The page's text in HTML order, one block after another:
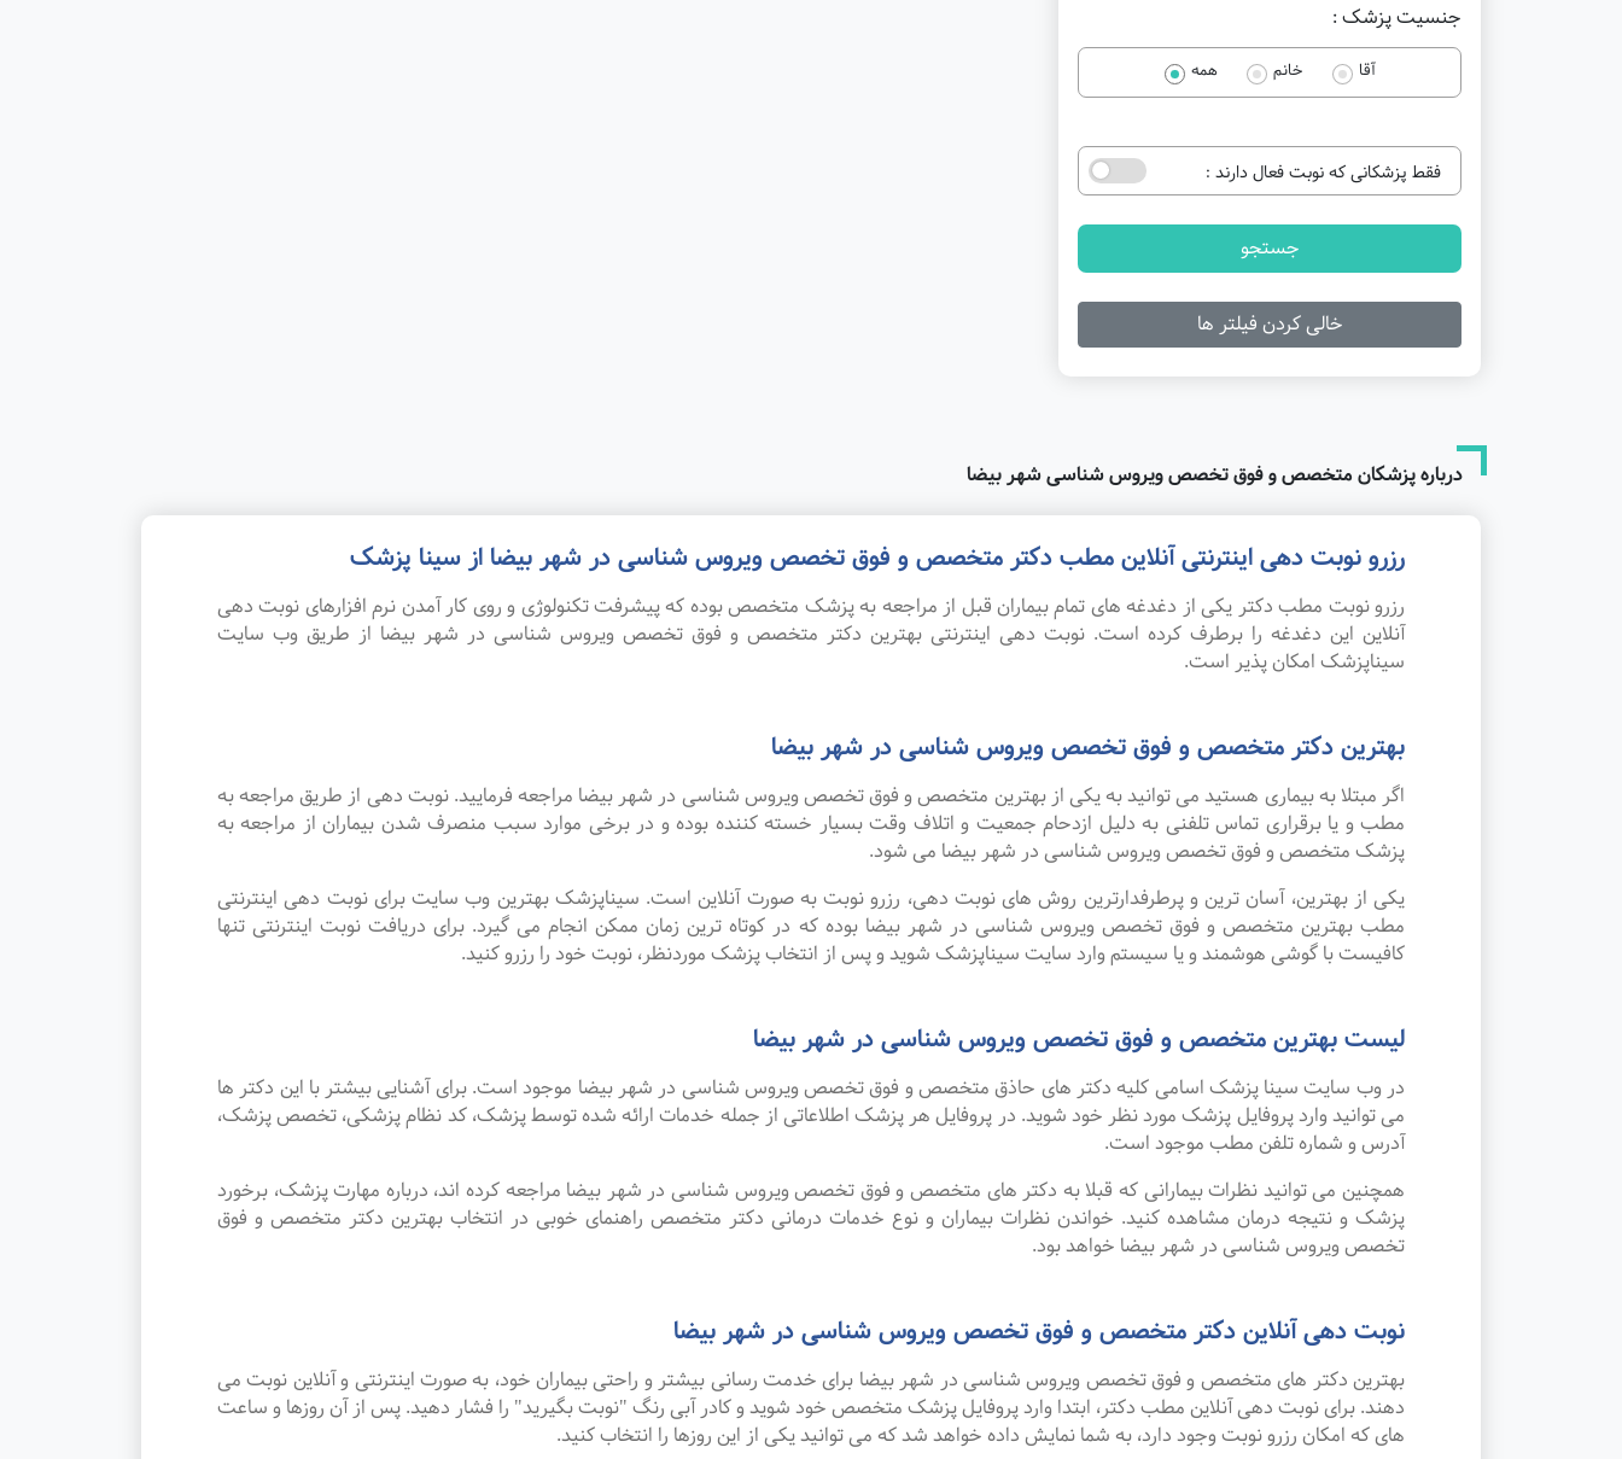
جنسیت پزشک :
آقا خانم همه
فقط پزشکانی که نوبت فعال دارند :
جستجو
خالی کردن فیلتر ها
درباره پزشکان متخصص و فوق تخصص ویروس شناسی شهر بیضا
رزرو نوبت دهی اینترنتی آنلاین مطب دکتر متخصص و فوق تخصص ویروس شناسی در شهر بیضا از سینا پزشک
رزرو نوبت مطب دکتر یکی از دغدغه های تمام بیماران قبل از مراجعه به پزشک متخصص بوده که پیشرفت تکنولوژی و روی کار آمدن نرم افزارهای نوبت دهی
آنلاین این دغدغه را برطرف کرده است. نوبت دهی اینترنتی بهترین دکتر متخصص و فوق تخصص ویروس شناسی در شهر بیضا از طریق وب سایت
سیناپزشک امکان پذیر است.
بهترین دکتر متخصص و فوق تخصص ویروس شناسی در شهر بیضا
اگر مبتلا به بیماری هستید می توانید به یکی از بهترین متخصص و فوق تخصص ویروس شناسی در شهر بیضا مراجعه فرمایید. نوبت دهی از طریق مراجعه به
مطب و یا برقراری تماس تلفنی به دلیل ازدحام جمعیت و اتلاف وقت بسیار خسته کننده بوده و در برخی موارد سبب منصرف شدن بیماران از مراجعه به
پزشک متخصص و فوق تخصص ویروس شناسی در شهر بیضا می شود.
یکی از بهترین، آسان ترین و پرطرفدارترین روش های نوبت دهی، رزرو نوبت به صورت آنلاین است. سیناپزشک بهترین وب سایت برای نوبت دهی اینترنتی
مطب بهترین متخصص و فوق تخصص ویروس شناسی در شهر بیضا بوده که در کوتاه ترین زمان ممکن انجام می گیرد. برای دریافت نوبت اینترنتی تنها
کافیست با گوشی هوشمند و یا سیستم وارد سایت سیناپزشک شوید و پس از انتخاب پزشک موردنظر، نوبت خود را رزرو کنید.
لیست بهترین متخصص و فوق تخصص ویروس شناسی در شهر بیضا
در وب سایت سینا پزشک اسامی کلیه دکتر های حاذق متخصص و فوق تخصص ویروس شناسی در شهر بیضا موجود است. برای آشنایی بیشتر با این دکتر ها
می توانید وارد پروفایل پزشک مورد نظر خود شوید. در پروفایل هر پزشک اطلاعاتی از جمله خدمات ارائه شده توسط پزشک، کد نظام پزشکی، تخصص پزشک،
آدرس و شماره تلفن مطب موجود است.
همچنین می توانید نظرات بیمارانی که قبلا به دکتر های متخصص و فوق تخصص ویروس شناسی در شهر بیضا مراجعه کرده اند، درباره مهارت پزشک، برخورد
پزشک و نتیجه درمان مشاهده کنید. خواندن نظرات بیماران و نوع خدمات درمانی دکتر متخصص راهنمای خوبی در انتخاب بهترین دکتر متخصص و فوق
تخصص ویروس شناسی در شهر بیضا خواهد بود.
نوبت دهی آنلاین دکتر متخصص و فوق تخصص ویروس شناسی در شهر بیضا
بهترین دکتر های متخصص و فوق تخصص ویروس شناسی در شهر بیضا برای خدمت رسانی بیشتر و راحتی بیماران خود، به صورت اینترنتی و آنلاین نوبت می
دهند. برای نوبت دهی آنلاین مطب دکتر، ابتدا وارد پروفایل پزشک متخصص خود شوید و کادر آبی رنگ "نوبت بگیرید" را فشار دهید. پس از آن روزها و ساعت
های که امکان رزرو نوبت وجود دارد، به شما نمایش داده خواهد شد که می توانید یکی از این روزها را انتخاب کنید.